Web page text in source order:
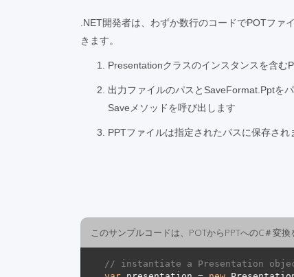
.NET開発者は、わずか数行のコードでPOTフ​​ァ
きます。
Presentationクラスのインスタンスを含む
出力ファイルのパスとSaveFormat.Pptを
Saveメソッドを呼び出します
PPTファイルは指定されたパスに保存され
このサンプルコードは、POTからPPTへのC＃変
// instantiate a Presentation